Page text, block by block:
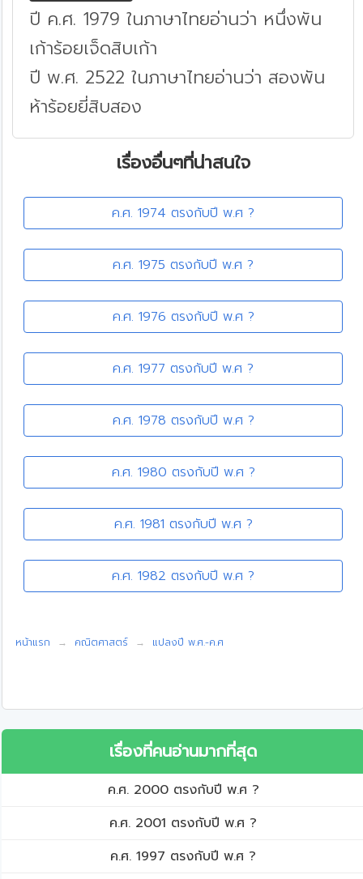
ปี ค.ศ. 1979 ในภาษาไทยอ่านว่า หนึ่งพัน
เก้าร้อยเจ็ดสิบเก้า
ปี พ.ศ. 2522 ในภาษาไทยอ่านว่า สองพัน
ห้าร้อยยี่สิบสอง
เรื่องอื่นๆที่น่าสนใจ
ค.ศ. 1974 ตรงกับปี พ.ศ ?
ค.ศ. 1975 ตรงกับปี พ.ศ ?
ค.ศ. 1976 ตรงกับปี พ.ศ ?
ค.ศ. 1977 ตรงกับปี พ.ศ ?
ค.ศ. 1978 ตรงกับปี พ.ศ ?
ค.ศ. 1980 ตรงกับปี พ.ศ ?
ค.ศ. 1981 ตรงกับปี พ.ศ ?
ค.ศ. 1982 ตรงกับปี พ.ศ ?
หน้าแรก คณิตศาสตร์ แปลงปี พ.ศ.-ค.ศ
เรื่องที่คนอ่านมากที่สุด
ค.ศ. 2000 ตรงกับปี พ.ศ ?
ค.ศ. 2001 ตรงกับปี พ.ศ ?
ค.ศ. 1997 ตรงกับปี พ.ศ ?